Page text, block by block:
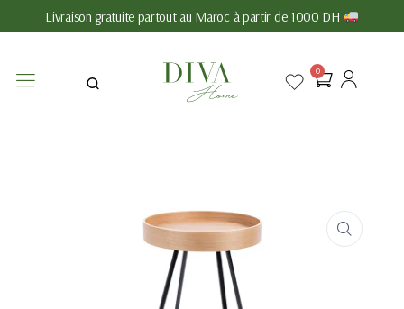
Livraison gratuite partout au Maroc à partir de 1000 DH
0